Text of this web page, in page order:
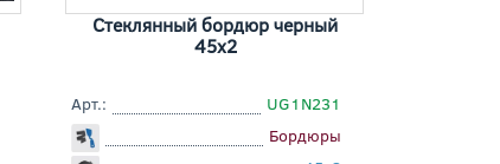
Стеклянный бордюр черный
45x2
Арт.:
UG1N231
Бордюры